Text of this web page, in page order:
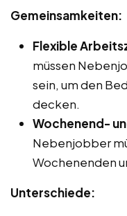
Gemeinsamkeiten:
Flexible
müssen
sein, um den
decken.
Wochenend-
Nebenjobber
Wochenenden
Unterschiede: